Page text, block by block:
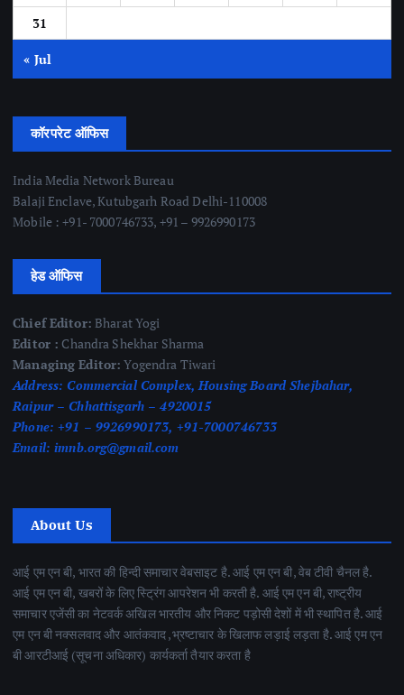
31
« Jul
कॉरपरेट ऑफिस
India Media Network Bureau
Balaji Enclave, Kutubgarh Road Delhi-110008
Mobile : +91- 7000746733, +91 – 9926990173
हेड ऑफिस
Chief Editor: Bharat Yogi
Editor : Chandra Shekhar Sharma
Managing Editor: Yogendra Tiwari
Address: Commercial Complex, Housing Board Shejbahar,
Raipur – Chhattisgarh – 4920015
Phone: +91 – 9926990173, +91-7000746733
Email: imnb.org@gmail.com
About Us
आई एम एन बी, भारत की हिन्दी समाचार वेबसाइट है. आई एम एन बी, वेब टीवी चैनल है.
आई एम एन बी, खबरों के लिए स्ट्रिंग आपरेशन भी करती है. आई एम एन बी, राष्ट्रीय
समाचार एजेंसी का नेटवर्क अखिल भारतीय और निकट पड़ोसी देशों में भी स्थापित है. आई
एम एन बी नक्सलवाद और आतंकवाद ,भ्रष्टाचार के खिलाफ लड़ाई लड़ता है. आई एम एन
बी आरटीआई (सूचना अधिकार) कार्यकर्ता तैयार करता है